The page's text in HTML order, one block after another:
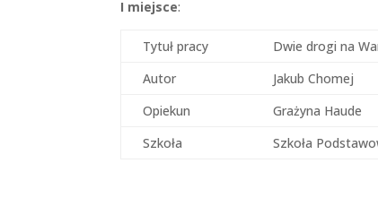
I miejsce:
Tytuł pracy
Dwie drogi na
Autor
Jakub Chomej
Opiekun
Grażyna Haude
Szkoła
Szkoła